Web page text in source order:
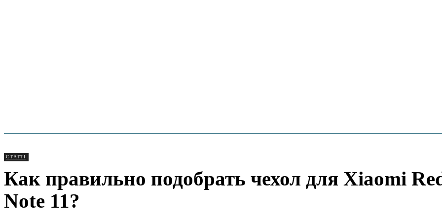
СТАТТІ
Как правильно подобрать чехол для Xiaomi
Note 11?